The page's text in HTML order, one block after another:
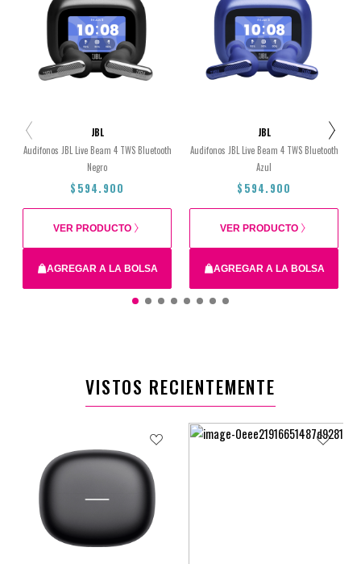
JBL
Audifonos JBL Live Beam 4 TWS Bluetooth
Negro
$594.900
AGREGAR A LA BOLSA
VER PRODUCTO
JBL
Audifonos JBL Live Beam 4 TWS Bluetooth
Azul
$594.900
AGREGAR A LA BOLSA
VER PRODUCTO
VISTOS RECIENTEMENTE